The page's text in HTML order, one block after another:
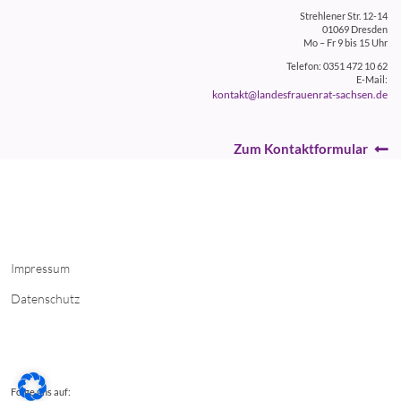
Strehlener Str. 12-14
01069 Dresden
Mo – Fr 9 bis 15 Uhr
Telefon: 0351 472 10 62
E-Mail:
kontakt@landesfrauenrat-sachsen.de
Zum Kontaktformular
Impressum
Datenschutz
Folge uns auf: